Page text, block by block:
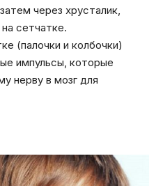
через хрусталик,
сетчатке.
(палочки и колбочки)
импульсы, которые
нерву в мозг для